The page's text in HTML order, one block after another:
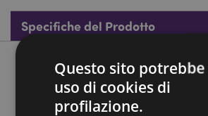
Specifiche del Prodotto
Descrizione del Prodotto
Molla Magica - Unicorno
Questo sito
uso di cookies di
profilazione.